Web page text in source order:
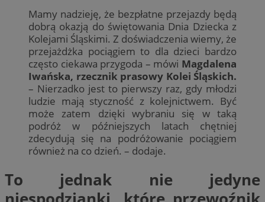
Mamy nadzieję, że bezpłatne przejazdy będą
dobrą okazją do świętowania Dnia Dziecka z
Kolejami Śląskimi. Z doświadczenia wiemy, że
przejażdżka pociągiem to dla dzieci bardzo
często ciekawa przygoda – mówi Magdalena
Iwańska, rzecznik prasowy Kolei Śląskich.
– Nierzadko jest to pierwszy raz, gdy młodzi
ludzie mają styczność z kolejnictwem. Być
może zatem dzięki wybraniu się w taką
podróż w późniejszych latach chętniej
zdecydują się na podróżowanie pociągiem
również na co dzień. – dodaje.
To jednak nie jedyne